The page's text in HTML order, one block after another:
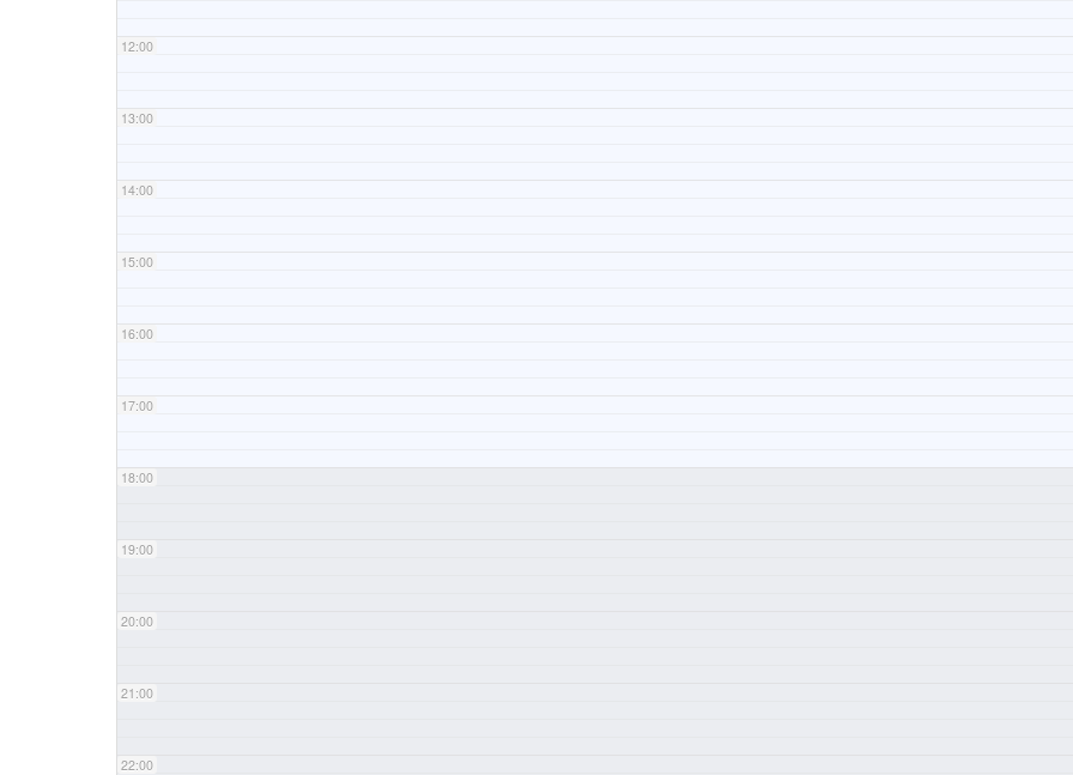
12:00
13:00
14:00
15:00
16:00
17:00
18:00
19:00
20:00
21:00
22:00